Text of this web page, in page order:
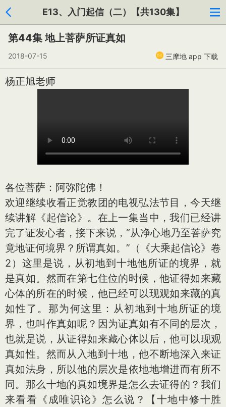
E13、入门起信（二）【共130集】
第44集 地上菩萨所证真如
2018-07-15 三摩地 app 下载
杨正旭老师
各位菩萨：阿弥陀佛！
欢迎继续收看正觉教团的电视弘法节目，今天继
续讲解《起信论》。在上一集当中，我们已经讲
完了证发心者，接下来说，“从净心地乃至菩萨究
竟地证何境界？所谓真如。”（《大乘起信论》卷
2）这里是说，从初地到十地他所证的境界，就
是真如。然而在第七住位的时候，他证得如来藏
心体的所在的时候，他已经可以现观如来藏的真
如性了。那为何这里：从初地到十地所证的境
界，也叫作真如呢？因为证真如有不同的层次，
也就是说，从证得如来藏心体以后，他可以现观
真如性。然而从入地到十地，他不断地深入来证
真如法身，所以他的层次是依地地增进而有所不
同。那么十地的真如境界是怎么去证得的？我们
来看看《成唯识论》怎么说？【十地中修十胜